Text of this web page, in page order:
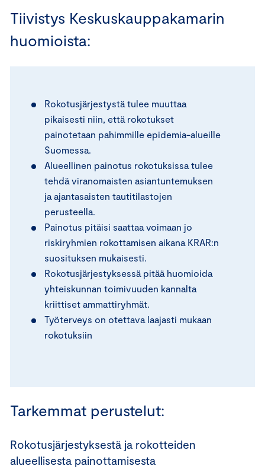
Tiivistys Keskuskauppakamarin
huomioista:
Rokotusjärjestystä tulee muuttaa
pikaisesti niin, että rokotukset
painotetaan pahimmille epidemia-alueille
Suomessa.
Alueellinen painotus rokotuksissa tulee
tehdä viranomaisten asiantuntemuksen
ja ajantasaisten tautitilastojen
perusteella.
Painotus pitäisi saattaa voimaan jo
riskiryhmien rokottamisen aikana KRAR:n
suosituksen mukaisesti.
Rokotusjärjestyksessä pitää huomioida
yhteiskunnan toimivuuden kannalta
kriittiset ammattiryhmät.
Työterveys on otettava laajasti mukaan
rokotuksiin
Tarkemmat perustelut:
Rokotusjärjestyksestä ja rokotteiden
alueellisesta painottamisesta